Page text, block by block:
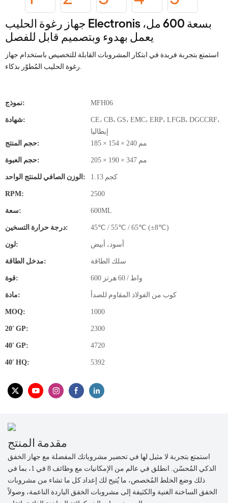
جهاز رغوة الحليب Electronis بسعة 600 مل،
يعمل بهدوء وبتصميم قابل للفصل
استمتع بتجربة فريدة في ابتكار المشروبات القابلة للتخصيص باستخدام جهاز
نموذج: MFH06
شهادة:
CE، CB، GS، EMC، ERP، LFGB، DGCCRF،
إيطاليا
حجم المنتج:
185 × 154 × 240 مم
حجم العبوة: 205 × 190 × 347 مم
الوزن الصافي للمنتج الواحد: 1.13 كجم
RPM: 2500
سعة: 600ML
درجة حرارة التسخين: 45℃ / 55℃ / 65℃ (±8℃)
لون: أسود، أبيض
مدخل الطاقة: سلك الطاقة
قوة: 600 واط / 60 هرتز
مادة: كوب من الفولاذ المقاوم للصدأ
MOQ: 1000
20′ GP: 2300
40′ GP: 4720
40′ HQ: 5392
مقدمة المنتج
استمتع بتجربة لا مثيل لها في تحضير مشروباتك المفضلة مع جهاز الخفق
الذكي المُحسّن. انطلق في عالم من الإمكانيات مع وظائف 8 في 1، بما في
ذلك وضع الخلط المُخصص، ما يُتيح لك إعداد كل ما تشاء من مشروبات
الخفق الساخنة الغنية والكثيفة إلى مشروبات الخفق الباردة الناعمة، وصولاً